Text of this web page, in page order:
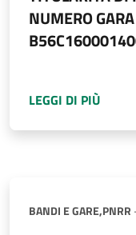
NUMERO
LEGGI DI PIÙ
BANDI E GARE,PNRR